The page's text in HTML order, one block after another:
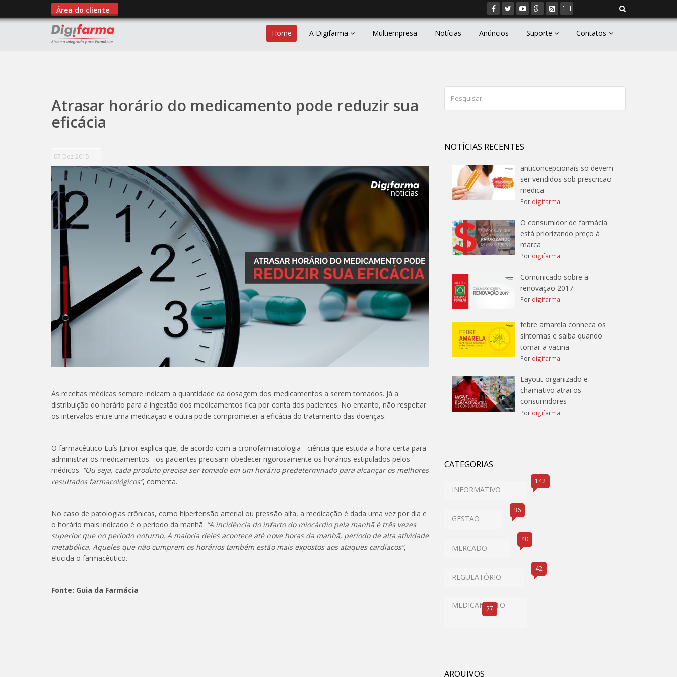
Área do cliente
Home A Digifarma Multiempresa Notícias Anúncios Suporte Contatos
Atrasar horário do medicamento pode reduzir sua
eficácia
07 Dez 2015
As receitas médicas sempre indicam a quantidade da dosagem dos medicamentos a serem tomados. Já a
distribuição do horário para a ingestão dos medicamentos fica por conta dos pacientes. No entanto, não respeitar
os intervalos entre uma medicação e outra pode comprometer a eficácia do tratamento das doenças.
O farmacêutico Luís Junior explica que, de acordo com a cronofarmacologia - ciência que estuda a hora certa para
administrar os medicamentos - os pacientes precisam obedecer rigorosamente os horários estipulados pelos
médicos. “Ou seja, cada produto precisa ser tomado em um horário predeterminado para alcançar os melhores
resultados farmacológicos”, comenta.
No caso de patologias crônicas, como hipertensão arterial ou pressão alta, a medicação é dada uma vez por dia e
o horário mais indicado é o período da manhã. “A incidência do infarto do miocárdio pela manhã é três vezes
superior que no período noturno. A maioria deles acontece até nove horas da manhã, período de alta atividade
metabólica. Aqueles que não cumprem os horários também estão mais expostos aos ataques cardíacos”,
elucida o farmacêutico.
Fonte: Guia da Farmácia
NOTÍCIAS RECENTES
anticoncepcionais so devem
ser vendidos sob prescricao
medica
Por digifarma
O consumidor de farmácia
está priorizando preço à
marca
Por digifarma
Comunicado sobre a
renovação 2017
Por digifarma
febre amarela conheca os
sintomas e saiba quando
tomar a vacina
Por digifarma
Layout organizado e
chamativo atrai os
consumidores
Por digifarma
CATEGORIAS
INFORMATIVO
142
GESTÃO
36
MERCADO
40
REGULATÓRIO
42
MEDICAMENTO
27
ARQUIVOS